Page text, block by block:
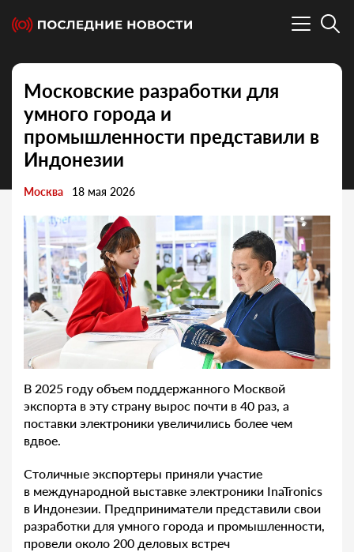
Московские разработки для
умного города и
промышленности представили в
Индонезии
Москва 18 мая 2026
В 2025 году объем поддержанного Москвой
экспорта в эту страну вырос почти в 40 раз, а
поставки электроники увеличились более чем
вдвое.
Столичные экспортеры приняли участие
в международной выставке электроники InaTronics
в Индонезии. Предприниматели представили свои
разработки для умного города и промышленности,
провели около 200 деловых встреч